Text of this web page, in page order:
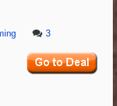
3